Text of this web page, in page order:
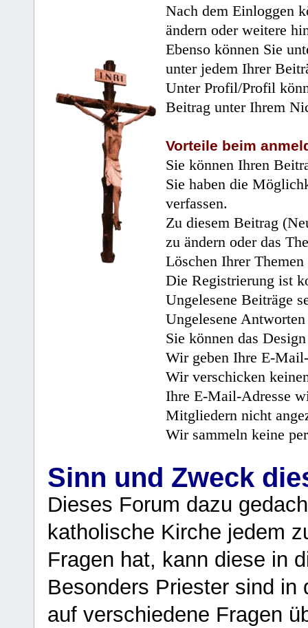
Nach dem Einloggen
ändern oder weitere
Ebenso können Sie
unter jedem Ihrer
Unter Profil/Profil
Beitrag unter Ihrem
Vorteile beim
Sie können Ihren
Sie haben die
verfassen.
Zu diesem Beitrag
zu ändern oder das
Löschen Ihrer
Die Registrierung ist
Ungelesene Beiträge
Ungelesene
Sie können das
Wir geben Ihre E-
Wir verschicken
Ihre E-Mail-Adresse
Mitgliedern nicht
Wir sammeln keine
Sinn und Zweck
Dieses Forum dazu
katholische Kirche jedem
Fragen hat, kann diese in
Besonders Priester sind in
auf verschiedene Fragen